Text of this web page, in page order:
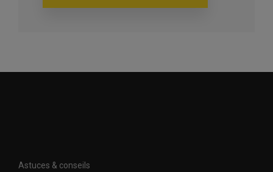
Astuces & conseils